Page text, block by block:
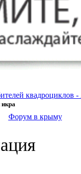
квадроциклов
икра
Форум в крыму